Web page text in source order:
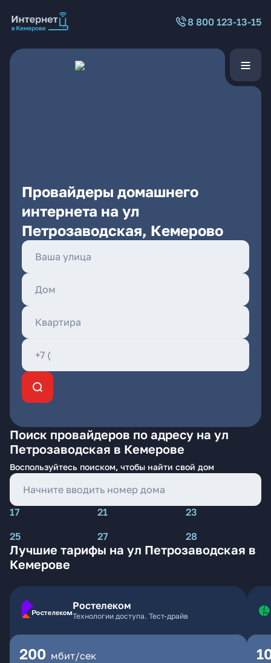
8 800 123-13-15
Провайдеры домашнего
интернета на ул
Петрозаводская, Кемерово
Поиск провайдеров по адресу на ул
Петрозаводская в Кемерове
Воспользуйтесь поиском, чтобы найти свой дом
17 21
23
25
27 28
Лучшие тарифы на ул Петрозаводская в
Кемерове
Ростелеком
Технологии доступа. Тест-драйв
200 мбит/сек